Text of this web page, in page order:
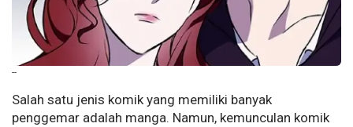
--
Salah satu jenis komik yang memiliki banyak
penggemar adalah manga. Namun, kemunculan komik